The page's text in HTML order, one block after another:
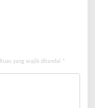
Ruas yang wajib ditandai *